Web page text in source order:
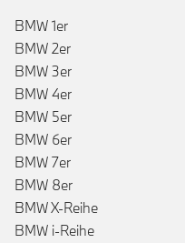
BMW 1er
BMW 2er
BMW 3er
BMW 4er
BMW 5er
BMW 6er
BMW 7er
BMW 8er
BMW X-Reihe
BMW i-Reihe()